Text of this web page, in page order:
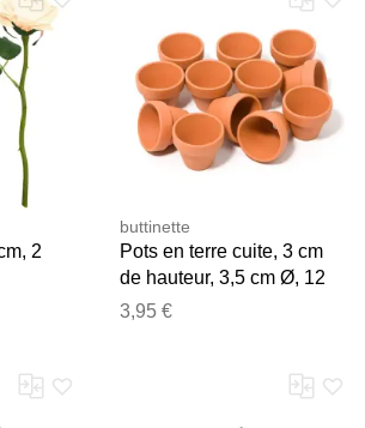
2
buttinette
Pots en terre cuite, 3 cm
de hauteur, 3,5 cm Ø, 12
pièces
3,95 €